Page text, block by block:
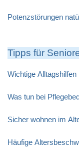
Potenzstörungen
Tipps für
Wichtige
Was tun bei
Sicher wohnen im
Häufige